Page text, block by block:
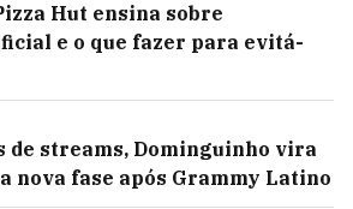
Hut ensina sobre
e o que fazer para evitá-
de streams, Dominguinho vira
nova fase após Grammy Latino